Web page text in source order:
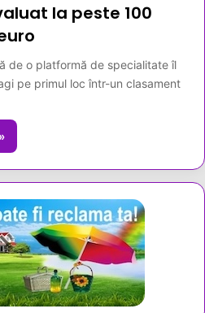
la peste 100
de o platformă de specialitate îl
pe primul loc într-un clasament